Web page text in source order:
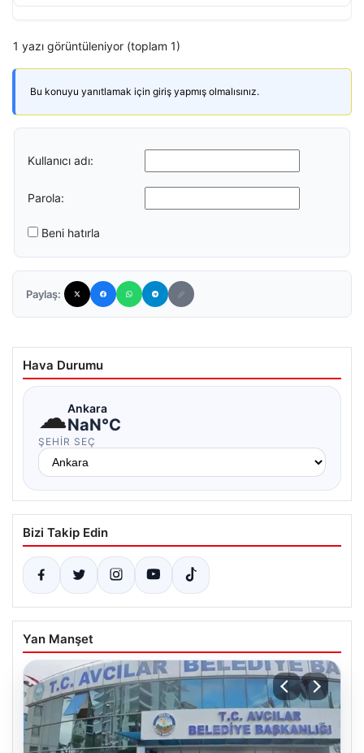
1 yazı görüntüleniyor (toplam 1)
Bu konuyu yanıtlamak için giriş yapmış olmalısınız.
Kullanıcı adı:
Parola:
Beni hatırla
Paylaş:
Hava Durumu
☁Ankara
NaN°C
ŞEHIR SEÇ
Bizi Takip Edin
Yan Manşet